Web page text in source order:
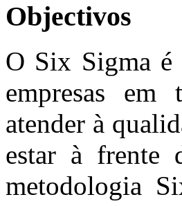
Objectivos
O Six Sigma é
empresas em
atender à
estar à frente
metodologia